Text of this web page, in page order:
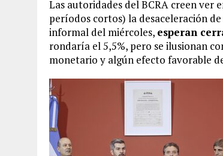
Las autoridades del BCRA creen ver
períodos cortos) la desaceleración
informal del miércoles, esperan
rondaría el 5,5%, pero se ilusionan
monetario y algún efecto favorable